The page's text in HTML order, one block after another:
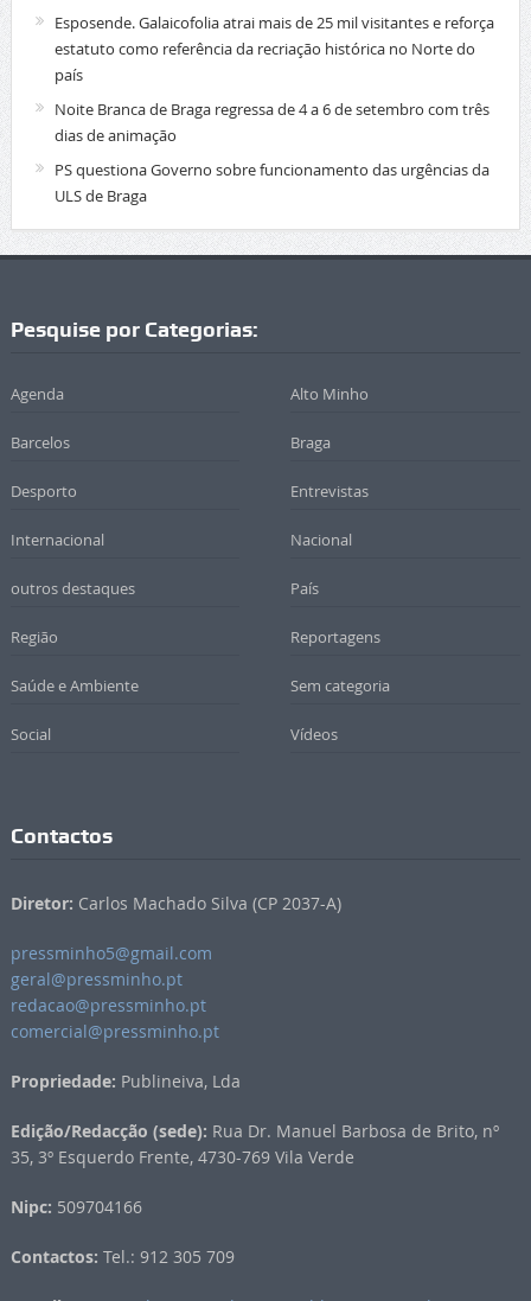
Esposende. Galaicofolia atrai mais de 25 mil visitantes e reforça
estatuto como referência da recriação histórica no Norte do
país
Noite Branca de Braga regressa de 4 a 6 de setembro com três
dias de animação
PS questiona Governo sobre funcionamento das urgências da
ULS de Braga
Pesquise por Categorias:
Agenda Alto Minho
Barcelos Braga
Desporto Entrevistas
Internacional Nacional
outros destaques País
Região Reportagens
Saúde e Ambiente Sem categoria
Social Vídeos
Contactos
Diretor: Carlos Machado Silva (CP 2037-A)
pressminho5@gmail.com
geral@pressminho.pt
redacao@pressminho.pt
comercial@pressminho.pt
Propriedade: Publineiva, Lda
Edição/Redacção (sede): Rua Dr. Manuel Barbosa de Brito, nº
35, 3º Esquerdo Frente, 4730-769 Vila Verde
Nipc: 509704166
Contactos: Tel.: 912 305 709